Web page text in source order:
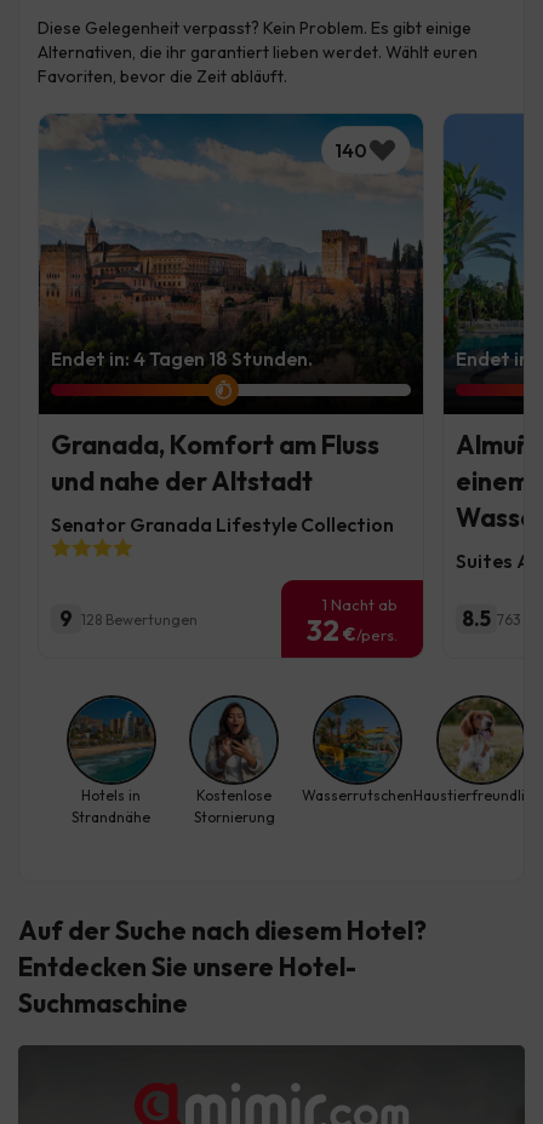
Diese Gelegenheit verpasst? Kein Problem. Es gibt einige
Alternativen, die ihr garantiert lieben werdet. Wählt euren
Favoriten, bevor die Zeit abläuft.
140
Endet in: 4 Tagen 18 Stunden.
Granada, Komfort am Fluss
und nahe der Altstadt
Senator Granada Lifestyle Collection
9 128 Bewertungen
1 Nacht ab
32 €/pers.
Endet in:
einem
Suites
8.5 763
Hotels in
Strandnähe
Kostenlose
Stornierung
Wasserrutschen
Auf der Suche nach diesem Hotel?
Entdecken Sie unsere Hotel-
Suchmaschine